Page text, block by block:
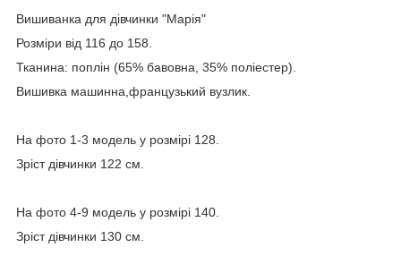
Вишиванка для дівчинки "Марія"
Розміри від 116 до 158.
Тканина: поплін (65% бавовна, 35% поліестер).
Вишивка машинна,французький вузлик.
На фото 1-3 модель у розмірі 128.
Зріст дівчинки 122 см.
На фото 4-9 модель у розмірі 140.
Зріст дівчинки 130 см.